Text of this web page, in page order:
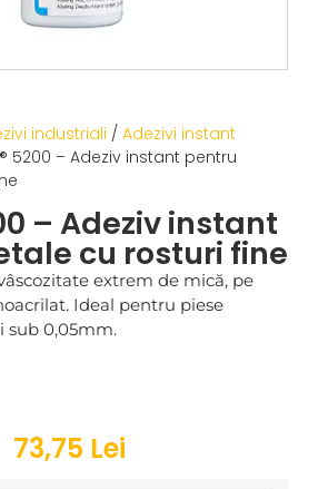
industriali / Adezivi instant
5200 – Adeziv instant pentru
– Adeziv instant
cu rosturi fine
extrem de mică, pe
Ideal pentru piese
sub 0,05mm.
73,75 Lei